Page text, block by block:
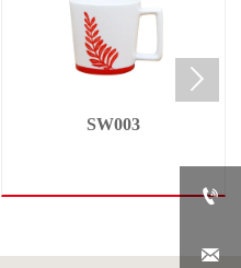
SW003


